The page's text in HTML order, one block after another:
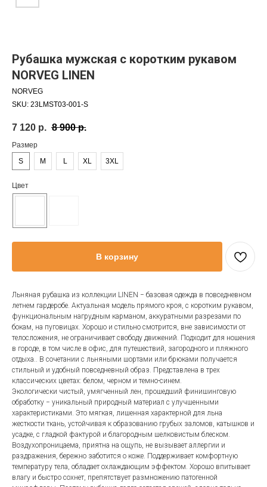
Рубашка мужская с коротким рукавом
NORVEG LINEN
NORVEG
SKU: 23LMST03-001-S
7 120 р. 8 900 р.
Размер
S
M L XL 3XL
Цвет
В корзину
Льняная рубашка из коллекции LINEN − базовая одежда в повседневном
летнем гардеробе. Актуальная модель прямого кроя, с коротким рукавом,
функциональным нагрудным карманом, аккуратными разрезами по
бокам, на пуговицах. Хорошо и стильно смотрится, вне зависимости от
телосложения, не ограничивает свободу движений. Подходит для ношения
в городе, в том числе в офис, для путешествий, загородного и пляжного
отдыха.. В сочетании с льняными шортами или брюками получается
стильный и удобный повседневный образ. Представлена в трех
классических цветах: белом, черном и темно-синем.
Экологически чистый, умягченный лен, прошедший финишинговую
обработку − уникальный природный материал с улучшенными
характеристиками. Это мягкая, лишенная характерной для льна
жесткости ткань, устойчивая к образованию грубых заломов, катышков и
усадке, с гладкой фактурой и благородным шелковистым блеском.
Воздухопроницаема, приятна на ощупь, не вызывает аллергии и
раздражения, бережно заботится о коже. Поддерживает комфортную
температуру тела, обладает охлаждающим эффектом. Хорошо впитывает
влагу и быстро сохнет, препятствует размножению патогенной